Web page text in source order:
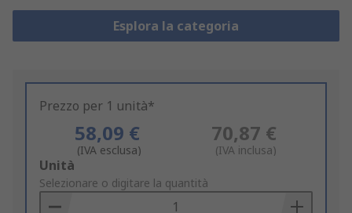
Esplora la categoria
Prezzo per 1 unità*
58,09 €
(IVA esclusa)
70,87 €
(IVA inclusa)
Add
to
Basket
Unità
Selezionare o digitare la quantità